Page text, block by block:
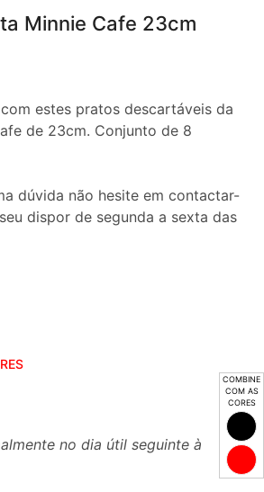
COMBINE
COM AS
CORES
Minnie Cafe 23cm
estes pratos descartáveis da
de 23cm. Conjunto de 8
dúvida não hesite em contactar-
dispor de segunda a sexta das
no dia útil seguinte à